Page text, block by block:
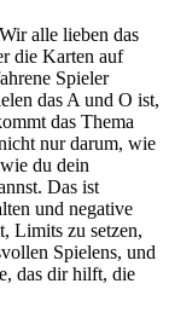
alle lieben das
die Karten auf
Spieler
das A und O ist,
das Thema
nur darum, wie
du dein
Das ist
und negative
Limits zu setzen,
Spielens, und
das dir hilft, die